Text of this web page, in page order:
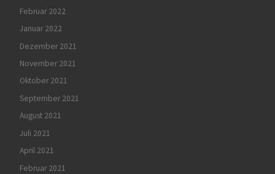
Februar 2022
Januar 2022
Dezember 2021
November 2021
Oktober 2021
September 2021
August 2021
Juli 2021
April 2021
Februar 2021